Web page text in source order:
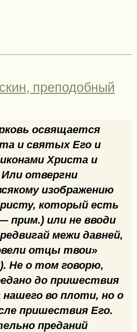
преподобный
освящается
и святых Его и
Христа и
отвергни
изображению
который есть
прим.) или не вводи
межи давней,
отцы твои»
Не о том говорю,
до пришествия
во плоти, но о
пришествия Его.
преданий